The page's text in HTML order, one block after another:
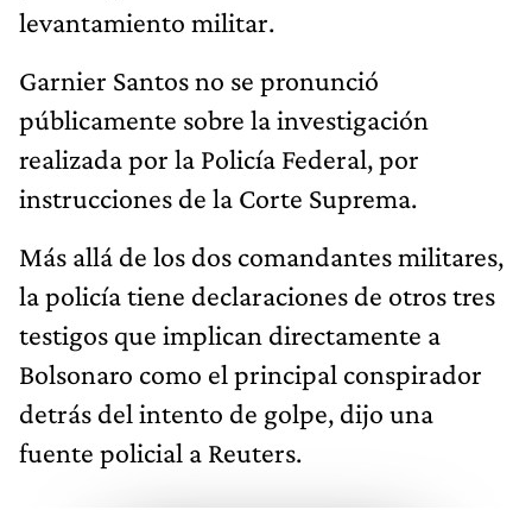
levantamiento militar.
Garnier Santos no se pronunció
públicamente sobre la investigación
realizada por la Policía Federal, por
instrucciones de la Corte Suprema.
Más allá de los dos comandantes militares,
la policía tiene declaraciones de otros tres
testigos que implican directamente a
Bolsonaro como el principal conspirador
detrás del intento de golpe, dijo una
fuente policial a Reuters.